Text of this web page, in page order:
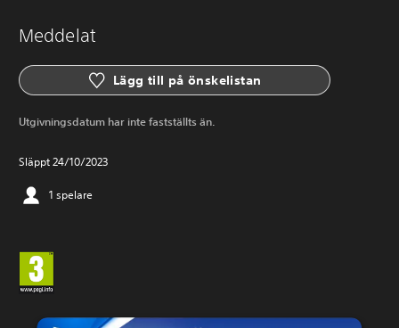
Meddelat
Lägg till på önskelistan
Utgivningsdatum har inte fastställts än.
Släppt 24/10/2023
1 spelare